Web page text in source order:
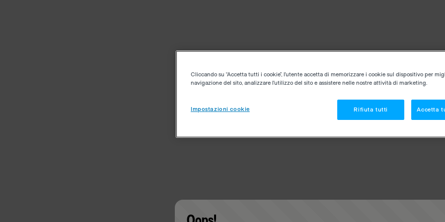
Cliccando su “Accetta tutti i cookie”, l'utente accetta di memorizzare i cookie sul dispositivo per
navigazione del sito, analizzare l'utilizzo del sito e assistere nelle nostre attività di marketing.
Impostazioni cookie Rifiuta tutti Accetta